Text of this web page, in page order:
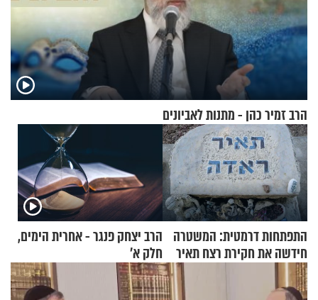
הרב זמיר כהן - מתנות לאביונים
התפתחות דרמטית: המשטרה
חידשה את חקירת רצח תאיר
ראדה
הרב יצחק פנגר - אחרית הימים,
חלק א’